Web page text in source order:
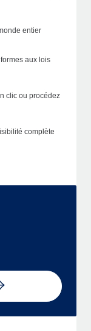
entier
aux lois
clic ou procédez
complète